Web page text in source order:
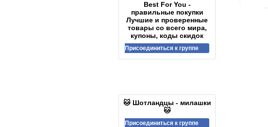
Best For You -
правильные покупки
Лучшие и проверенные
товары со всего мира,
купоны, коды скидок
Присоединиться к группе
🐱 Шотландцы - милашки
🐱
Присоединиться к группе